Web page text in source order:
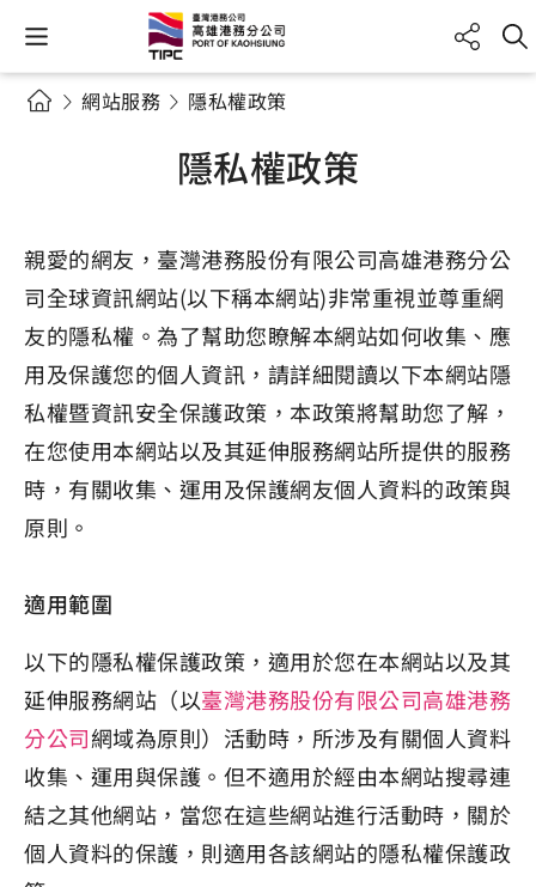
網站服務 隱私權政策
隱私權政策
親愛的網友，臺灣港務股份有限公司高雄港務分公
司全球資訊網站(以下稱本網站)非常重視並尊重網
友的隱私權。為了幫助您瞭解本網站如何收集、應
用及保護您的個人資訊，請詳細閱讀以下本網站隱
私權暨資訊安全保護政策，本政策將幫助您了解，
在您使用本網站以及其延伸服務網站所提供的服務
時，有關收集、運用及保護網友個人資料的政策與
原則。
適用範圍
以下的隱私權保護政策，適用於您在本網站以及其
延伸服務網站（以臺灣港務股份有限公司高雄港務
分公司網域為原則）活動時，所涉及有關個人資料
收集、運用與保護。但不適用於經由本網站搜尋連
結之其他網站，當您在這些網站進行活動時，關於
個人資料的保護，則適用各該網站的隱私權保護政